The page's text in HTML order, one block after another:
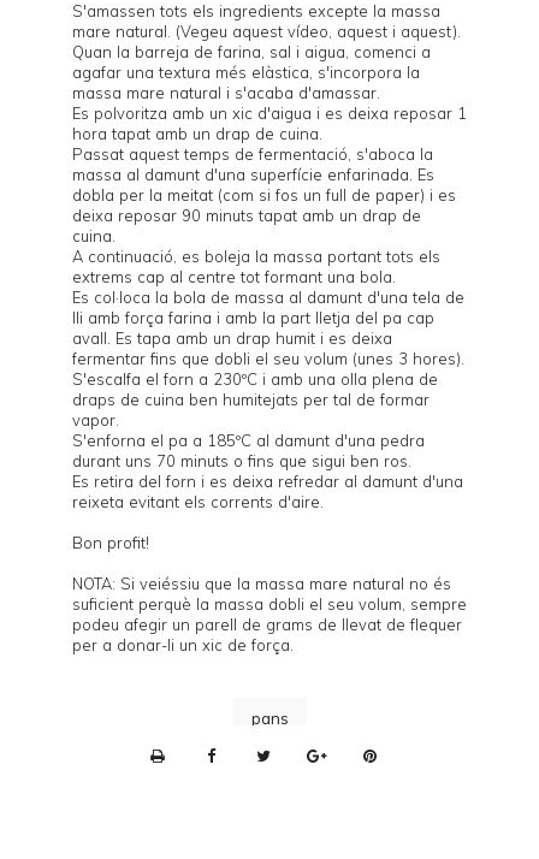
S'amassen tots els ingredients excepte la massa
mare natural. (Vegeu aquest vídeo aquest i aquest).
Quan la barreja de farina, sal i aigua, comenci a
agafar una textura més elàstica, s'incorpora la
massa mare natural i s'acaba d'amassar.
Es polvoritza amb un xic d'aigua i es deixa reposar 1
hora tapat amb un drap de cuina.
Passat aquest temps de fermentació, s'aboca la
massa al damunt d'una superfície enfarinada. Es
dobla per la meitat (com si fos un full de paper) i es
deixa reposar 90 minuts tapat amb un drap de
cuina.
A continuació, es boleja la massa portant tots els
extrems cap al centre tot formant una bola.
Es col·loca la bola de massa al damunt d'una tela de
lli amb força farina i amb la part lletja del pa cap
avall. Es tapa amb un drap humit i es deixa
fermentar fins que dobli el seu volum (unes 3 hores).
S'escalfa el forn a 230ºC i amb una olla plena de
draps de cuina ben humitejats per tal de formar
vapor.
S'enforna el pa a 185ºC al damunt d'una pedra
durant uns 70 minuts o fins que sigui ben ros.
Es retira del forn i es deixa refredar al damunt d'una
reixeta evitant els corrents d'aire.
Bon profit!
NOTA: Si veiéssiu que la massa mare natural no és
suficient perquè la massa dobli el seu volum, sempre
podeu afegir un parell de grams de llevat de flequer
per a donar-li un xic de força.
pans